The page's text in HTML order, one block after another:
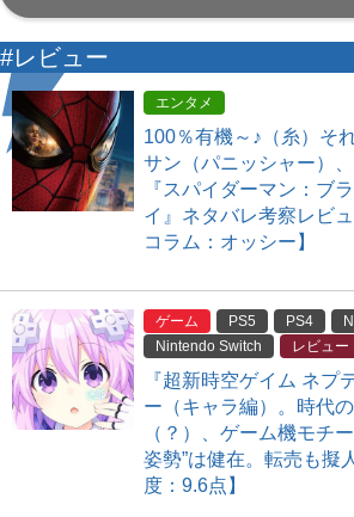
#レビュー
エンタメ
100％有機～♪（糸）そ
サン（パニッシャー）
『スパイダーマン：ブ
イ』ネタバレ考察レビ
コラム：オッシー】
ゲーム PS5 PS4
Nintendo Switch
レビュー
『超新時空ゲイム ネプ
ー（キャラ編）。時代
（？）、ゲーム機モチ
姿勢”は健在。転売も擬
度：9.6点】